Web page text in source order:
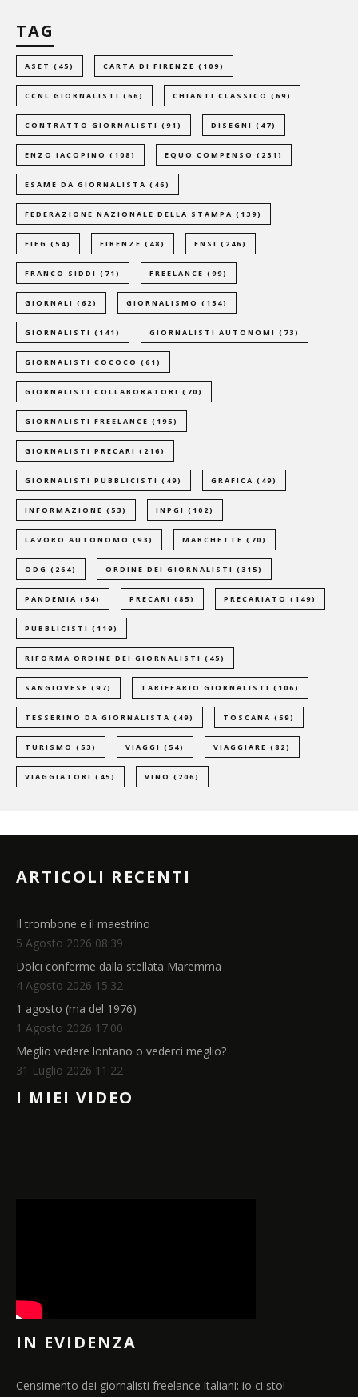
TAG
ASET (45) CARTA DI FIRENZE (109)
CCNL GIORNALISTI (66) CHIANTI CLASSICO (69)
CONTRATTO GIORNALISTI (91) DISEGNI (47)
ENZO IACOPINO (108) EQUO COMPENSO (231)
ESAME DA GIORNALISTA (46)
FEDERAZIONE NAZIONALE DELLA STAMPA (139)
FIEG (54) FIRENZE (48) FNSI (246)
FRANCO SIDDI (71) FREELANCE (99)
GIORNALI (62) GIORNALISMO (154)
GIORNALISTI (141) GIORNALISTI AUTONOMI (73)
GIORNALISTI COCOCO (61)
GIORNALISTI COLLABORATORI (70)
GIORNALISTI FREELANCE (195)
GIORNALISTI PRECARI (216)
GIORNALISTI PUBBLICISTI (49) GRAFICA (49)
INFORMAZIONE (53) INPGI (102)
LAVORO AUTONOMO (93) MARCHETTE (70)
ODG (264) ORDINE DEI GIORNALISTI (315)
PANDEMIA (54) PRECARI (85) PRECARIATO (149)
PUBBLICISTI (119)
RIFORMA ORDINE DEI GIORNALISTI (45)
SANGIOVESE (97) TARIFFARIO GIORNALISTI (106)
TESSERINO DA GIORNALISTA (49) TOSCANA (59)
TURISMO (53) VIAGGI (54) VIAGGIARE (82)
VIAGGIATORI (45) VINO (206)
ARTICOLI RECENTI
Il trombone e il maestrino
5 Agosto 2026 08:39
Dolci conferme dalla stellata Maremma
4 Agosto 2026 15:32
1 agosto (ma del 1976)
1 Agosto 2026 17:00
Meglio vedere lontano o vederci meglio?
31 Luglio 2026 11:22
I MIEI VIDEO
IN EVIDENZA
Censimento dei giornalisti freelance italiani: io ci sto!